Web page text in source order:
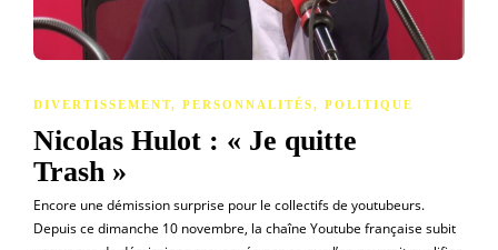
DIVERTISSEMENT, PERSONNALITÉS, POLITIQUE
Nicolas Hulot : « Je quitte
Trash »
Encore une démission surprise pour le collectifs de youtubeurs.
Depuis ce dimanche 10 novembre, la chaîne Youtube française subit